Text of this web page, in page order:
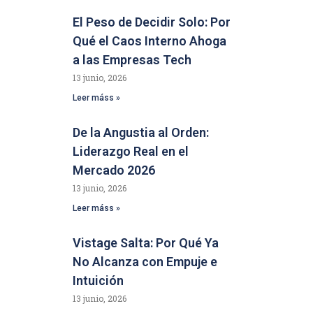
El Peso de Decidir Solo: Por
Qué el Caos Interno Ahoga
a las Empresas Tech
13 junio, 2026
Leer máss »
De la Angustia al Orden:
Liderazgo Real en el
Mercado 2026
13 junio, 2026
Leer máss »
Vistage Salta: Por Qué Ya
No Alcanza con Empuje e
Intuición
13 junio, 2026